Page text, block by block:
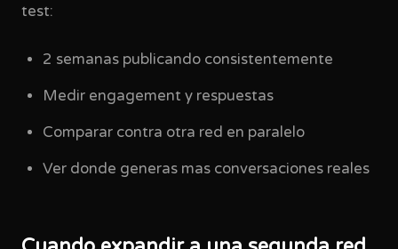
test:
2 semanas publicando consistentemente
Medir engagement y respuestas
Comparar contra otra red en paralelo
Ver donde generas mas conversaciones reales